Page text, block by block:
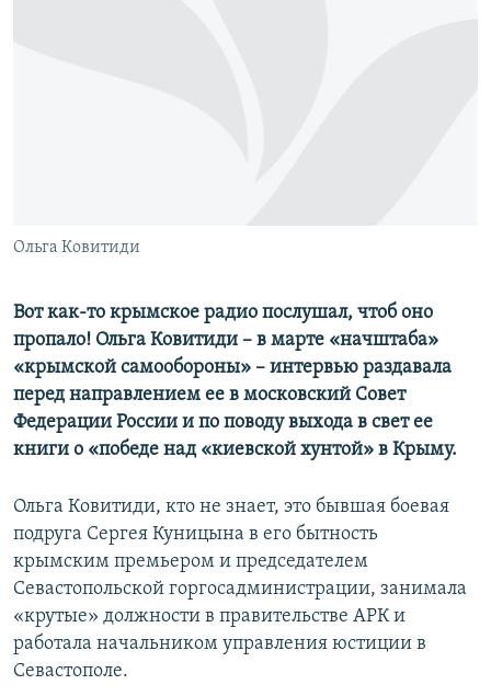
Все сайты RFE/RL
Ольга Ковитиди
Вот как-то крымское радио послушал, чтоб оно
пропало! Ольга Ковитиди – в марте «начштаба»
«крымской самообороны» – интервью раздавала
перед направлением ее в московский Совет
Федерации России и по поводу выхода в свет ее
книги о «победе над «киевской хунтой» в Крыму.
Ольга Ковитиди, кто не знает, это бывшая боевая
подруга Сергея Куницына в его бытность
крымским премьером и председателем
Севастопольской горгосадминистрации, занимала
«крутые» должности в правительстве АРК и
работала начальником управления юстиции в
Севастополе.